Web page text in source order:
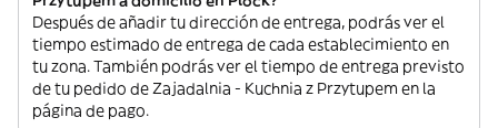
Después de añadir tu dirección de entrega, podrás ver el
tiempo estimado de entrega de cada establecimiento en
tu zona. También podrás ver el tiempo de entrega previsto
de tu pedido de Zajadalnia - Kuchnia z Przytupem en la
página de pago.